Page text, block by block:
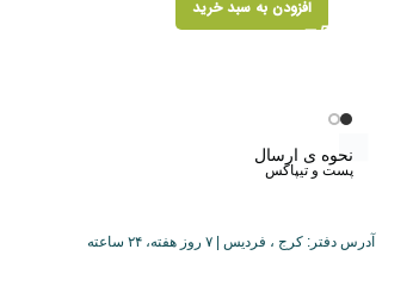
افزودن به سبد خرید
نحوه ی ارسال
پست و تیپاکس
آدرس دفتر: کرج ، فردیس | ۷ روز هفته، ۲۴ ساعته